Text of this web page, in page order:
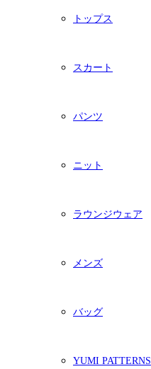
トップス
スカート
パンツ
ニット
ラウンジウェア
メンズ
バッグ
YUMI PATTERNS